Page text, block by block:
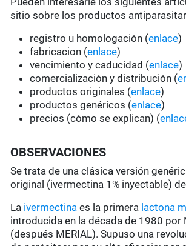
sitio sobre los productos
registro u homologación (enlace)
fabricacion (enlace)
vencimiento y caducidad (enlace)
comercialización y distribución (
productos originales (enlace)
productos genéricos (enlace)
precios (cómo se explican) (
OBSERVACIONES
Se trata de una clásica versión
original (ivermectina 1% inyectable)
La ivermectina es la primera lactona
introducida en la década de 1980 por
(después MERIAL). Supuso una